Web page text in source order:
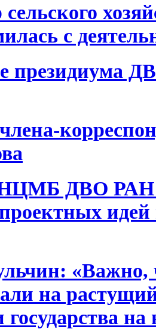
с
президиума
ДВО РАН
идей
«Важно,
на
государства